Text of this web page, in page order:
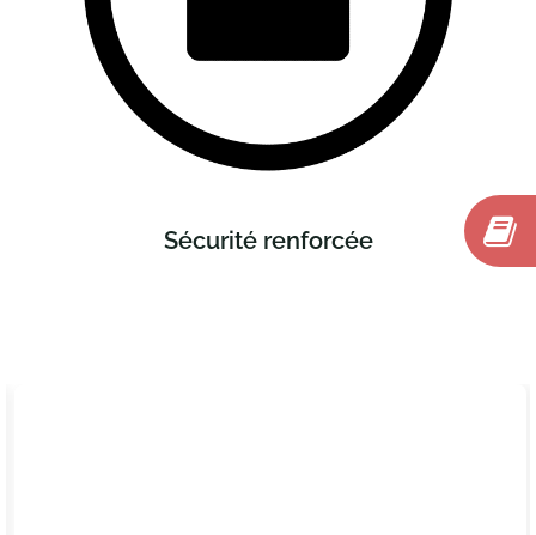
Sécurité renforcée